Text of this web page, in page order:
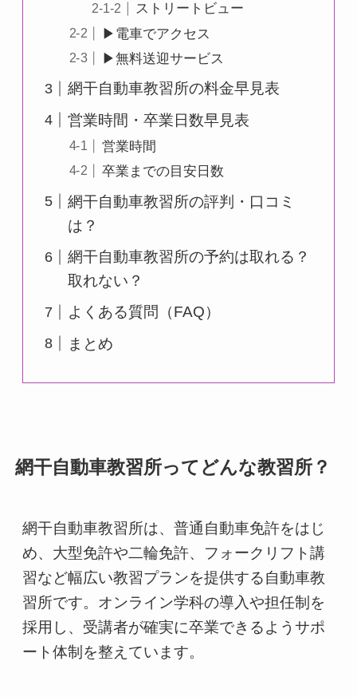
ストリートビュー
▶電車でアクセス
▶無料送迎サービス
網干自動車教習所の料金早見表
営業時間・卒業日数早見表
営業時間
卒業までの目安日数
網干自動車教習所の評判・口コミ
は？
網干自動車教習所の予約は取れる？
取れない？
よくある質問（FAQ）
まとめ
網干自動車教習所ってどんな教習所？
網干自動車教習所は、普通自動車免許をはじ
め、大型免許や二輪免許、フォークリフト講
習など幅広い教習プランを提供する自動車教
習所です。オンライン学科の導入や担任制を
採用し、受講者が確実に卒業できるようサポ
ート体制を整えています。